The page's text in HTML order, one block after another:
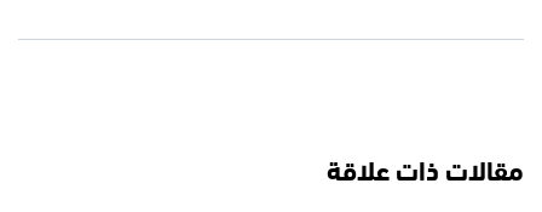
مقالات ذات علاقة